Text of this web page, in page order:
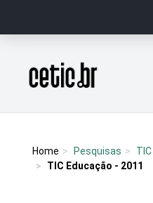
Página inicial
Home Pesquisas
TIC Educação - 2011